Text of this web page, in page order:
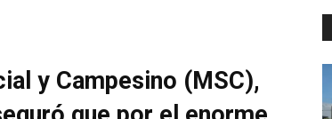
y Campesino (MSC),